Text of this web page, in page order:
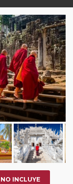
NO INCLUYE